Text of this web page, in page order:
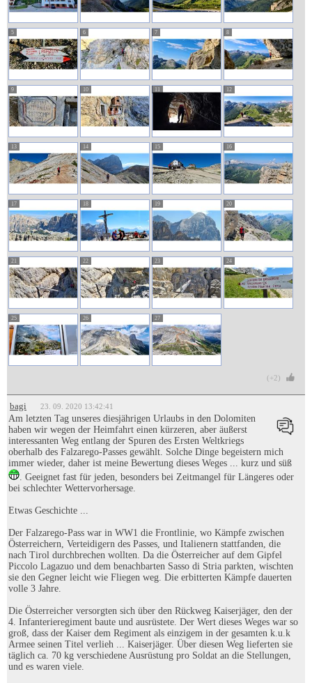
5 6 7 8
9 10 11 12
13 14 15 16
17 18 19 20
21 22 23 24
25 26 27
(+2)
bagi 23. 09. 2020 13:42:41
Am letzten Tag unseres diesjährigen Urlaubs in den Dolomiten
haben wir wegen der Heimfahrt einen kürzeren, aber äußerst
interessanten Weg entlang der Spuren des Ersten Weltkriegs
oberhalb des Falzarego-Passes gewählt. Solche Dinge begeistern mich
immer wieder, daher ist meine Bewertung dieses Weges ... kurz und süß
. Geeignet fast für jeden, besonders bei Zeitmangel für Längeres oder
bei schlechter Wettervorhersage.
Etwas Geschichte ...
Der Falzarego-Pass war in WW1 die Frontlinie, wo Kämpfe zwischen
Österreichern, Verteidigern des Passes, und Italienern stattfanden, die
nach Tirol durchbrechen wollten. Da die Österreicher auf dem Gipfel
Piccolo Lagazuo und dem benachbarten Sasso di Stria parkten, wischten
sie den Gegner leicht wie Fliegen weg. Die erbitterten Kämpfe dauerten
volle 3 Jahre.
Die Österreicher versorgten sich über den Rückweg Kaiserjäger, den der
4. Infanterieregiment baute und ausrüstete. Der Wert dieses Weges war so
groß, dass der Kaiser dem Regiment als einzigem in der gesamten k.u.k
Armee seinen Titel verlieh ... Kaiserjäger. Über diesen Weg lieferten sie
täglich ca. 70 kg verschiedene Ausrüstung pro Soldat an die Stellungen,
und es waren viele.